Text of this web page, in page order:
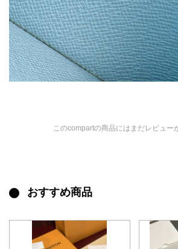
このcompartの商品にはまだレビュー
おすすめ商品